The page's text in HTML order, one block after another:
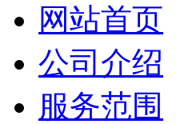
网站首页
公司介绍
服务范围